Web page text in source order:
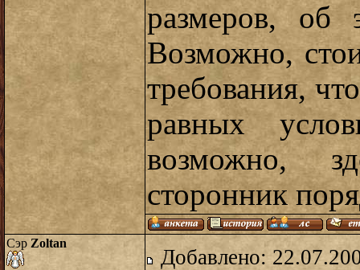
размеров,
Возможно,
требования,
равных
возможно,
сторонник
Сэр Zoltan
Добавлено: